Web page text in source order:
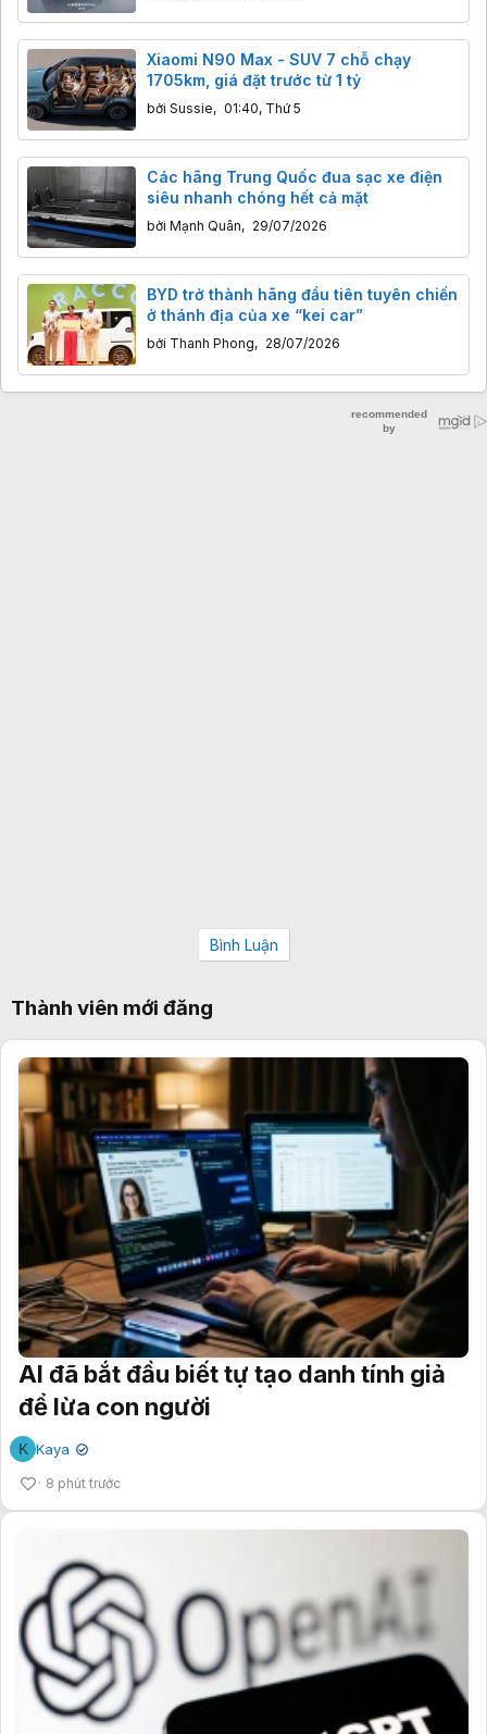
Xiaomi N90 Max - SUV 7 chỗ chạy
1705km, giá đặt trước từ 1 tỷ
bởi Sussie, 01:40, Thứ 5
Các hãng Trung Quốc đua sạc xe điện
siêu nhanh chóng hết cả mặt
bởi Mạnh Quân, 29/07/2026
BYD trở thành hãng đầu tiên tuyên chiến
ở thánh địa của xe “kei car”
bởi Thanh Phong, 28/07/2026
Bình Luận
Thành viên mới đăng
AI đã bắt đầu biết tự tạo danh tính giả
để lừa con người
K Kaya ✔
8 phút trước